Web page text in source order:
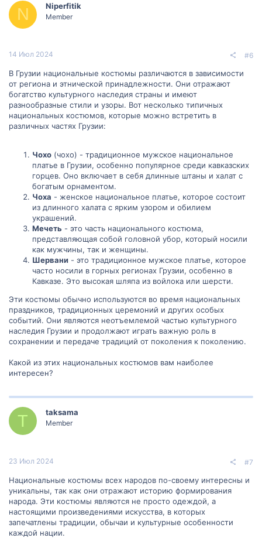
N Niperfitik
Member
14 Июл 2024 #6
В Грузии национальные костюмы различаются в зависимости
от региона и этнической принадлежности. Они отражают
богатство культурного наследия страны и имеют
разнообразные стили и узоры. Вот несколько типичных
национальных костюмов, которые можно встретить в
различных частях Грузии:
Чохо (чохо) - традиционное мужское национальное
платье в Грузии, особенно популярное среди кавказских
горцев. Оно включает в себя длинные штаны и халат с
богатым орнаментом.
Чоха - женское национальное платье, которое состоит
из длинного халата с ярким узором и обилием
украшений.
Мечеть - это часть национального костюма,
представляющая собой головной убор, который носили
как мужчины, так и женщины.
Шервани - это традиционное мужское платье, которое
часто носили в горных регионах Грузии, особенно в
Кавказе. Это высокая шляпа из войлока или шерсти.
Эти костюмы обычно используются во время национальных
праздников, традиционных церемоний и других особых
событий. Они являются неотъемлемой частью культурного
наследия Грузии и продолжают играть важную роль в
сохранении и передаче традиций от поколения к поколению.
Какой из этих национальных костюмов вам наиболее
интересен?
T taksama
Member
23 Июл 2024 #7
Национальные костюмы всех народов по-своему интересны и
уникальны, так как они отражают историю формирования
народа. Эти костюмы являются не просто одеждой, а
настоящими произведениями искусства, в которых
запечатлены традиции, обычаи и культурные особенности
каждой нации.